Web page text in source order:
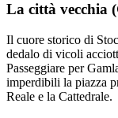
La città vecchia
Il cuore storico di
dedalo di vicoli
Passeggiare per
imperdibili la piazza
Reale e la Cattedrale.